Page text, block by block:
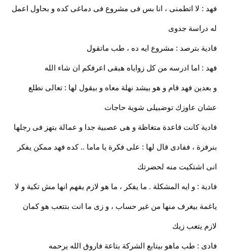
فهد : لا اتطمنى ، انا بس فى مشروع فى دماغى كده و بحاول اعمل
له دراسة جدوى
فادية بترصد : مشروع ايه ده ، طب ماتقول
فهد : اما ادرسه من كل زواياه هبقى اعرفكم ان شاء الله
و بعدين فهد قام و هو بيشد نهلة معاه و بيقول لها : تعالى نطلع
عشان عاوزك توضبيلى شوية حاجات
فادية كانت قاعدة متغاظة و هى عصبية جدا و عمالة بتهز فى رجلها
بنرفزة ، ففادى قال لها : على فكرة يا ماما .. كده فهد ممكن يفكر
انى اشتكيت منه لحضرتك
فادية : و ايه المشكلة . ما يفكر ، ما هو لازم يفهم انها مش تكية و لا
ياغمة بيغرف منها من غير حساب ، و زى ما انت بتتعب هو كمان
لازم يتعب زيك
فادى : طب ماهو بيتابع الشركة بتاعة فاروق الله يرحمه